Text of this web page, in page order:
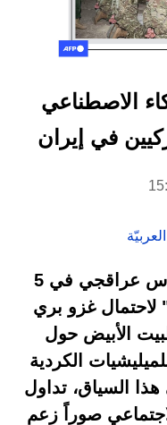
الاصطناعي
في إيران
قال وزير الخارجية الإيراني عباس عراقجي في 5
لاحتمال غزو بري
الأبيض حول
الكردية
هذا السياق، تداول
صوراً زعم